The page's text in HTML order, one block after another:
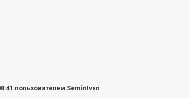
пользователем SeminIvan